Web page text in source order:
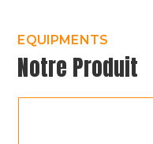
EQUIPMENTS
Notre Produit